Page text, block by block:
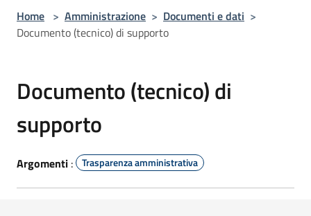
Home > Amministrazione > Documenti e dati >
Documento (tecnico) di supporto
Documento (tecnico) di
supporto
Argomenti : Trasparenza amministrativa